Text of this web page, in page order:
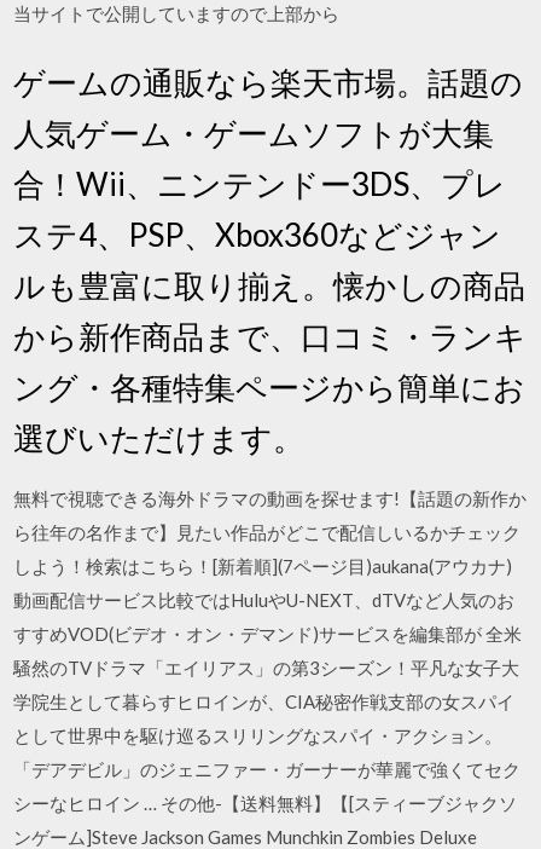
当サイトで公開していますので上部から
ゲームの通販なら楽天市場。話題の
人気ゲーム・ゲームソフトが大集
合！Wii、ニンテンドー3DS、プレ
ステ4、PSP、Xbox360などジャン
ルも豊富に取り揃え。懐かしの商品
から新作商品まで、口コミ・ランキ
ング・各種特集ページから簡単にお
選びいただけます。
無料で視聴できる海外ドラマの動画を探せます!【話題の新作か
ら往年の名作まで】見たい作品がどこで配信しいるかチェック
しよう！検索はこちら！[新着順](7ページ目)aukana(アウカナ)
動画配信サービス比較ではHuluやU-NEXT、dTVなど人気のお
すすめVOD(ビデオ・オン・デマンド)サービスを編集部が 全米
騒然のTVドラマ「エイリアス」の第3シーズン！平凡な女子大
学院生として暮らすヒロインが、CIA秘密作戦支部の女スパイ
として世界中を駆け巡るスリリングなスパイ・アクション。
「デアデビル」のジェニファー・ガーナーが華麗で強くてセク
シーなヒロイン … その他-【送料無料】【[スティーブジャクソ
ンゲーム]Steve Jackson Games Munchkin Zombies Deluxe